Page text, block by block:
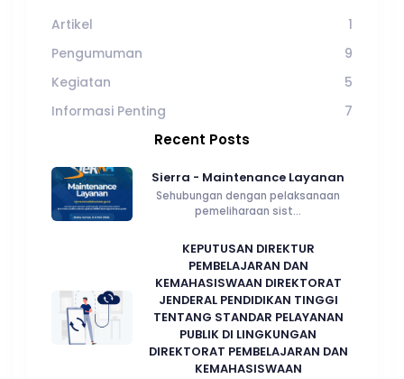
Artikel
1
Pengumuman
9
Kegiatan
5
Informasi Penting
7
Recent Posts
Sierra - Maintenance Layanan
Sehubungan dengan pelaksanaan
pemeliharaan sist...
KEPUTUSAN DIREKTUR
PEMBELAJARAN DAN
KEMAHASISWAAN DIREKTORAT
JENDERAL PENDIDIKAN TINGGI
TENTANG STANDAR PELAYANAN
PUBLIK DI LINGKUNGAN
DIREKTORAT PEMBELAJARAN DAN
KEMAHASISWAAN